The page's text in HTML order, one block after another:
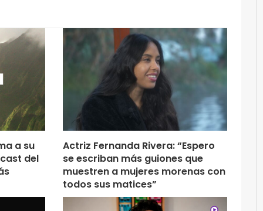
a su
del
Actriz Fernanda Rivera: “Espero
se escriban más guiones que
muestren a mujeres morenas con
todos sus matices”